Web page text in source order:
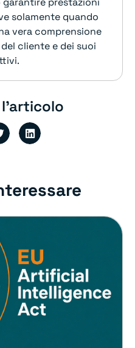
solamente quando
vera comprensione
cliente e dei suoi
l'articolo